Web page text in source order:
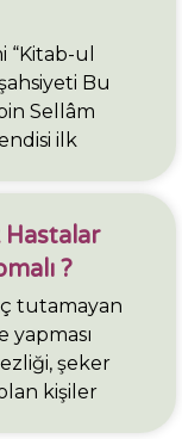
“Kitab-ul
Bu
Sellâm
ilk
?
tutamayan
yapması
şeker
kişiler